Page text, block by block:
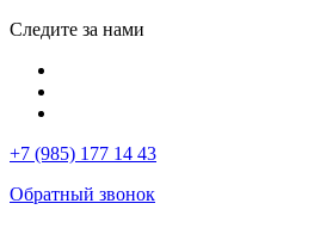
Следите за нами
+7 (985) 177 14 43
Обратный звонок